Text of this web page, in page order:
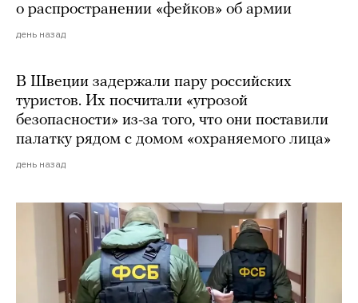
о распространении «фейков» об армии
день назад
В Швеции задержали пару российских
туристов. Их посчитали «угрозой
безопасности» из-за того, что они поставили
палатку рядом с домом «охраняемого лица»
день назад